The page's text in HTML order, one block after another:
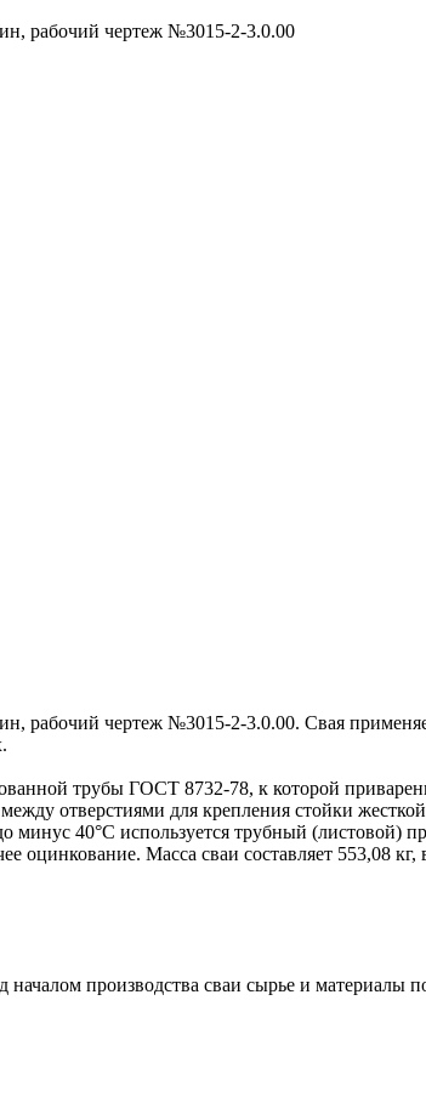
рабочий чертеж №3015-2-3.0.00
рабочий чертеж №3015-2-3.0.00. Свая
трубы ГОСТ 8732-78, к которой
отверстиями для крепления стойки
минус 40°С используется трубный
оцинкование. Масса сваи составляет 553,08 кг,
производства сваи сырье и материалы